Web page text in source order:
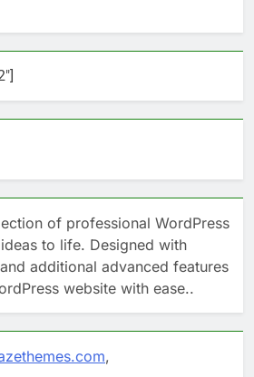
of professional WordPress
to life. Designed with
additional advanced features
website with ease..
,